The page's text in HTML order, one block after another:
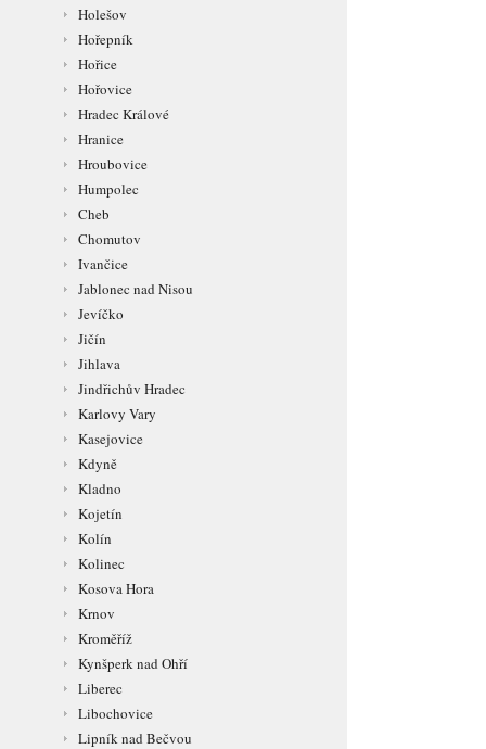
Holešov
Hořepník
Hořice
Hořovice
Hradec Králové
Hranice
Hroubovice
Humpolec
Cheb
Chomutov
Ivančice
Jablonec nad Nisou
Jevíčko
Jičín
Jihlava
Jindřichův Hradec
Karlovy Vary
Kasejovice
Kdyně
Kladno
Kojetín
Kolín
Kolinec
Kosova Hora
Krnov
Kroměříž
Kynšperk nad Ohří
Liberec
Libochovice
Lipník nad Bečvou